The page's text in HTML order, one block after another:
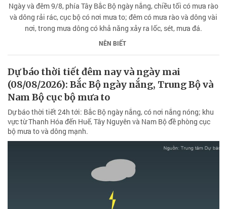
Ngày và đêm 9/8, phía Tây Bắc Bộ ngày nắng, chiều tối có mưa rào
và dông rải rác, cục bộ có nơi mưa to; đêm có mưa rào và dông vài
nơi, trong mưa dông có khả năng xảy ra lốc, sét, mưa đá.
NÊN BIẾT
Dự báo thời tiết đêm nay và ngày mai
(08/08/2026): Bắc Bộ ngày nắng, Trung Bộ và
Nam Bộ cục bộ mưa to
Dự báo thời tiết 24h tới: Bắc Bộ ngày nắng, có nơi nắng nóng; khu
vực từ Thanh Hóa đến Huế, Tây Nguyên và Nam Bộ đề phòng cục
bộ mưa to và dông mạnh.